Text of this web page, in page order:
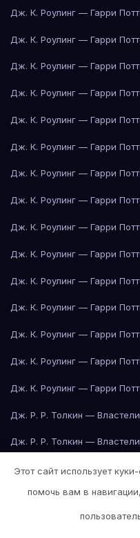
Дж. К. Роулинг — Гарри
Дж. К. Роулинг — Гарри
Дж. К. Роулинг — Гарри
Дж. К. Роулинг — Гарри
Дж. К. Роулинг — Гарри
Дж. К. Роулинг — Гарри
Дж. К. Роулинг — Гарри
Дж. К. Роулинг — Гарри
Дж. К. Роулинг — Гарри
Дж. К. Роулинг — Гарри
Дж. К. Роулинг — Гарри
Дж. К. Роулинг — Гарри
Дж. К. Роулинг — Гарри
Дж. К. Роулинг — Гарри
Дж. К. Роулинг — Гарри
Дж. Р. Р. Толкин —
Дж. Р. Р. Толкин —
Дж. Р. Р. Толкин —
Дж. Р. Р. Толкин —
Дж. Р. Р. Толкин —
Этот сайт использует
помочь вам в